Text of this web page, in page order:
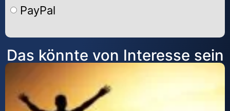
PayPal
Alternative:
Das könnte von Interesse sein